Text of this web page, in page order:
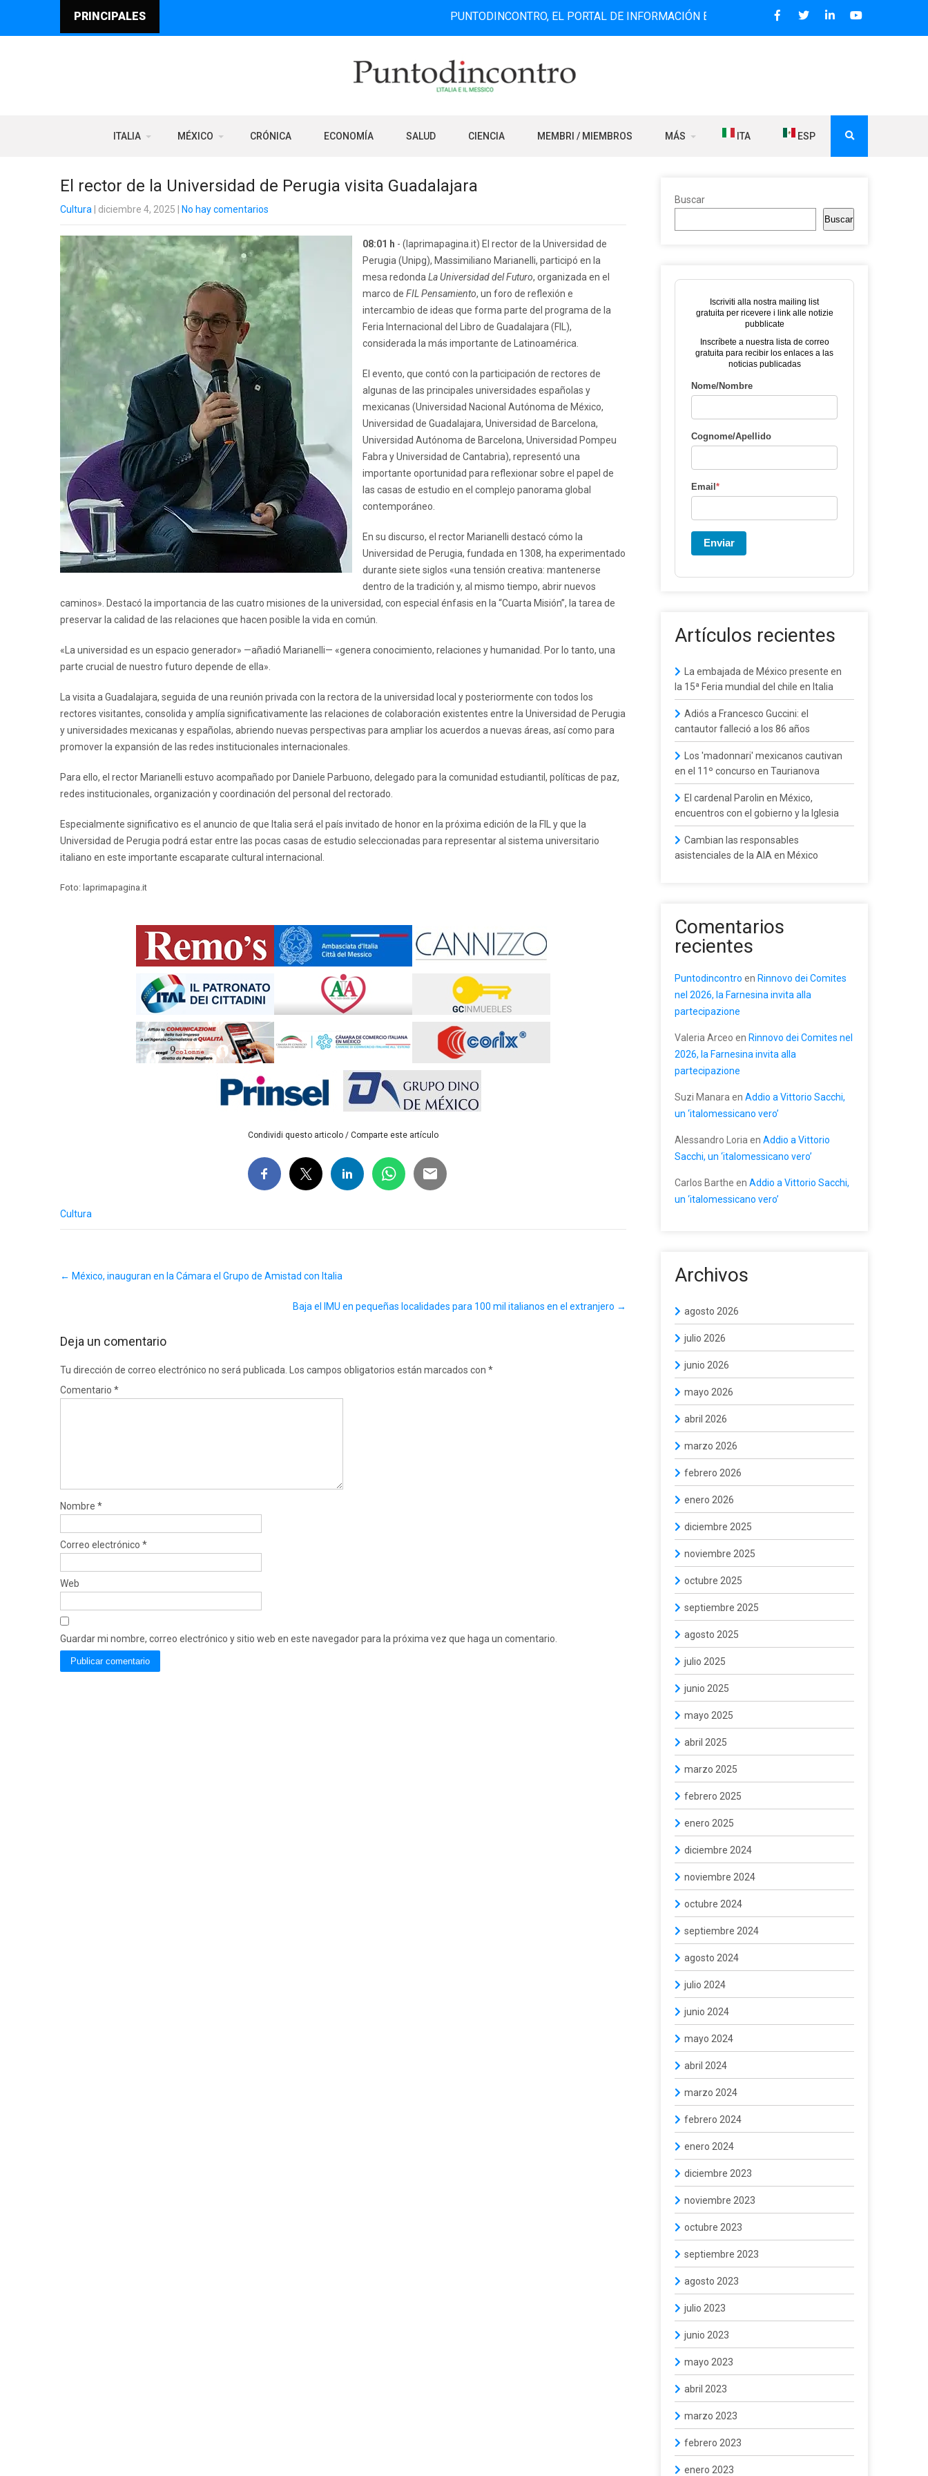
PRINCIPALES PUNTODINCONTRO, EL PORTAL DE INFORMACIÓN BILINGÜE QUE DESDE 2006 DIFUNDE NOTICIAS
ITALIA MÉXICO CRÓNICA ECONOMÍA SALUD CIENCIA MEMBRI / MIEMBROS MÁS ITA ESP
El rector de la Universidad de Perugia visita Guadalajara
Cultura | diciembre 4, 2025 No hay comentarios
08:01 h - (laprimapagina.it) El rector de la Universidad de
Perugia (Unipg), Massimiliano Marianelli, participó en la
mesa redonda La Universidad del Futuro, organizada en el
marco de FIL Pensamiento, un foro de reflexión e
intercambio de ideas que forma parte del programa de la
Feria Internacional del Libro de Guadalajara (FIL),
considerada la más importante de Latinoamérica.
El evento, que contó con la participación de rectores de
algunas de las principales universidades españolas y
mexicanas (Universidad Nacional Autónoma de México,
Universidad de Guadalajara, Universidad de Barcelona, ​​
Universidad Autónoma de Barcelona, ​​Universidad Pompeu
Fabra y Universidad de Cantabria), representó una
importante oportunidad para reflexionar sobre el papel de
las casas de estudio en el complejo panorama global
contemporáneo.
En su discurso, el rector Marianelli destacó cómo la
Universidad de Perugia, fundada en 1308, ha experimentado
durante siete siglos «una tensión creativa: mantenerse
dentro de la tradición y, al mismo tiempo, abrir nuevos
caminos». Destacó la importancia de las cuatro misiones de la universidad, con especial énfasis en la “Cuarta Misión”, la tarea de
preservar la calidad de las relaciones que hacen posible la vida en común.
«La universidad es un espacio generador» —añadió Marianelli— «genera conocimiento, relaciones y humanidad. Por lo tanto, una
parte crucial de nuestro futuro depende de ella».
La visita a Guadalajara, seguida de una reunión privada con la rectora de la universidad local y posteriormente con todos los
rectores visitantes, consolida y amplía significativamente las relaciones de colaboración existentes entre la Universidad de Perugia
y universidades mexicanas y españolas, abriendo nuevas perspectivas para ampliar los acuerdos a nuevas áreas, así como para
promover la expansión de las redes institucionales internacionales.
Para ello, el rector Marianelli estuvo acompañado por Daniele Parbuono, delegado para la comunidad estudiantil, políticas de paz,
redes institucionales, organización y coordinación del personal del rectorado.
Especialmente significativo es el anuncio de que Italia será el país invitado de honor en la próxima edición de la FIL y que la
Universidad de Perugia podrá estar entre las pocas casas de estudio seleccionadas para representar al sistema universitario
italiano en este importante escaparate cultural internacional.
Foto: laprimapagina.it
Condividi questo articolo / Comparte este artículo
Cultura
navigation
← México, inauguran en la Cámara el Grupo de Amistad con Italia
Baja el IMU en pequeñas localidades para 100 mil italianos en el extranjero →
Deja un comentario
Tu dirección de correo electrónico no será publicada. Los campos obligatorios están marcados con *
Comentario *
Nombre *
Correo electrónico *
Web
Guardar mi nombre, correo electrónico y sitio web en este navegador para la próxima vez que haga un comentario.
Buscar
Buscar
Iscriviti alla nostra mailing list
gratuita per ricevere i link alle notizie
pubblicate
Inscríbete a nuestra lista de correo
gratuita para recibir los enlaces a las
noticias publicadas
Nome/Nombre
Cognome/Apellido
Email *
Enviar
Artículos recientes
La embajada de México presente en
la 15ª Feria mundial del chile en Italia
Adiós a Francesco Guccini: el
cantautor falleció a los 86 años
Los 'madonnari' mexicanos cautivan
en el 11º concurso en Taurianova
El cardenal Parolin en México,
encuentros con el gobierno y la Iglesia
Cambian las responsables
asistenciales de la AIA en México
Comentarios
recientes
Puntodincontro en Rinnovo dei Comites
nel 2026, la Farnesina invita alla
partecipazione
Valeria Arceo en Rinnovo dei Comites nel
2026, la Farnesina invita alla
partecipazione
Suzi Manara en Addio a Vittorio Sacchi,
un ‘italomessicano vero’
Alessandro Loria en Addio a Vittorio
Sacchi, un ‘italomessicano vero’
Carlos Barthe en Addio a Vittorio Sacchi,
un ‘italomessicano vero’
Archivos
agosto 2026
julio 2026
junio 2026
mayo 2026
abril 2026
marzo 2026
febrero 2026
enero 2026
diciembre 2025
noviembre 2025
octubre 2025
septiembre 2025
agosto 2025
julio 2025
junio 2025
mayo 2025
abril 2025
marzo 2025
febrero 2025
enero 2025
diciembre 2024
noviembre 2024
octubre 2024
septiembre 2024
agosto 2024
julio 2024
junio 2024
mayo 2024
abril 2024
marzo 2024
febrero 2024
enero 2024
diciembre 2023
noviembre 2023
octubre 2023
septiembre 2023
agosto 2023
julio 2023
junio 2023
mayo 2023
abril 2023
marzo 2023
febrero 2023
enero 2023